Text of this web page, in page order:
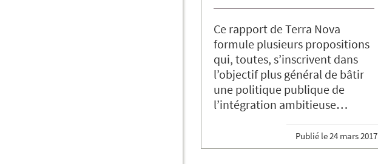
Ce rapport de Terra Nova
formule plusieurs propositions
qui, toutes, s’inscrivent dans
l’objectif plus général de bâtir
une politique publique de
l’intégration ambitieuse…
Publié le24 mars 2017